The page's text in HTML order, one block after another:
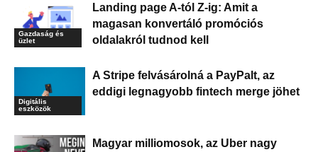
Gazdaság és
üzlet
Landing page A-tól Z-ig: Amit a
magasan konvertáló promóciós
oldalakról tudnod kell
Digitális
eszközök
A Stripe felvásárolná a PayPalt, az
eddigi legnagyobb fintech merge jöhet
Magyar milliomosok, az Uber nagy